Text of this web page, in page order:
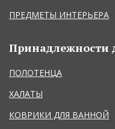
ПРЕДМЕТЫ ИНТЕРЬЕРА
Принадлежности
ПОЛОТЕНЦА
ХАЛАТЫ
КОВРИКИ ДЛЯ ВАННОЙ